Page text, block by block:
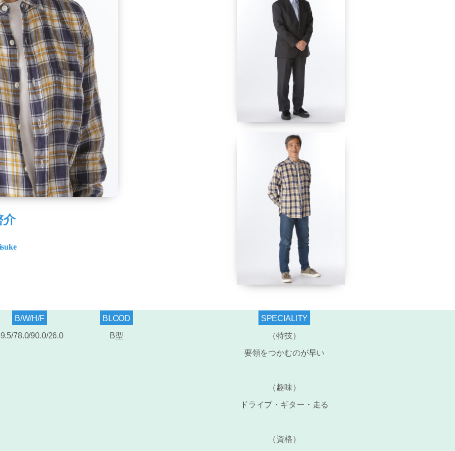
B/W/H/F
78.0/90.0/26.0
BLOOD
B型
SPECIALITY
（特技）
要領をつかむのが早い
（趣味）
ドライブ・ギター・走る
（資格）